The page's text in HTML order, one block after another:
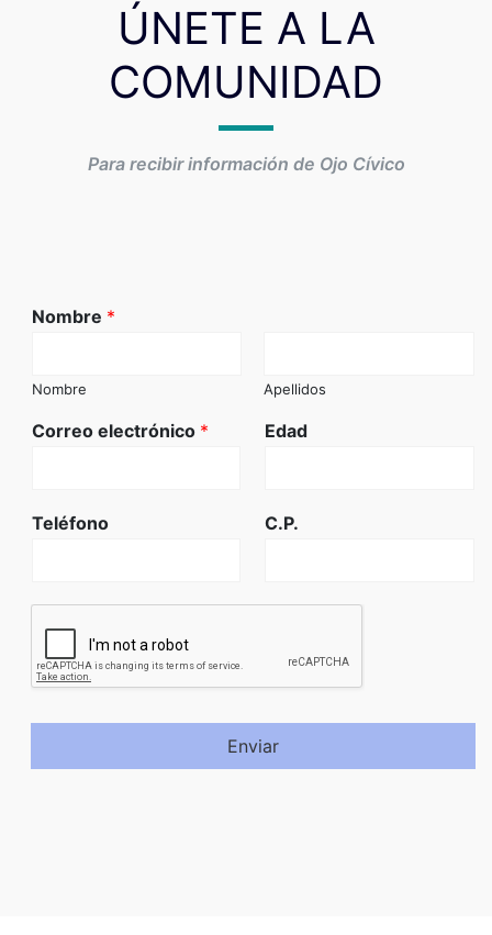
ÚNETE A LA
COMUNIDAD
Para recibir información de Ojo Cívico
Nombre *
Nombre Apellidos
Correo electrónico * Edad
Teléfono C.P.
Enviar